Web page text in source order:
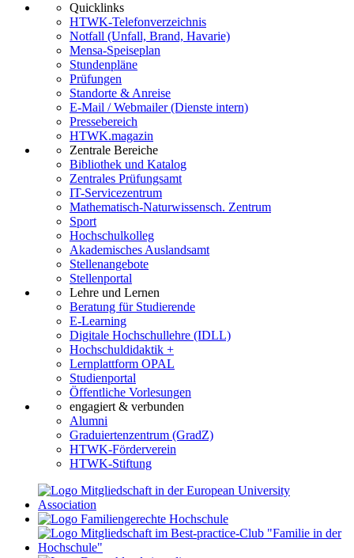
Quicklinks
HTWK-Telefonverzeichnis
Notfall (Unfall, Brand, Havarie)
Mensa-Speiseplan
Stundenpläne
Prüfungen
Standorte & Anreise
E-Mail / Webmailer (Dienste intern)
Pressebereich
HTWK.magazin
Zentrale Bereiche
Bibliothek und Katalog
Zentrales Prüfungsamt
IT-Servicezentrum
Mathematisch-Naturwissensch. Zentrum
Sport
Hochschulkolleg
Akademisches Auslandsamt
Stellenangebote
Stellenportal
Lehre und Lernen
Beratung für Studierende
E-Learning
Digitale Hochschullehre (IDLL)
Hochschuldidaktik +
Lernplattform OPAL
Studienportal
Öffentliche Vorlesungen
engagiert & verbunden
Alumni
Graduiertenzentrum (GradZ)
HTWK-Förderverein
HTWK-Stiftung